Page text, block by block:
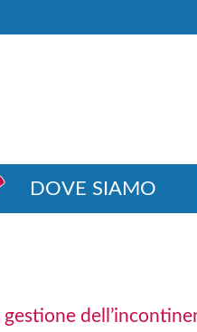
DOVE SIAMO